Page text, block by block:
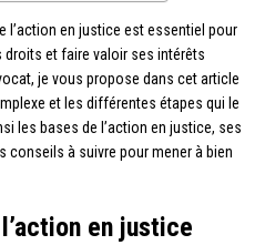
l’action en justice est essentiel pour
et faire valoir ses intérêts
je vous propose dans cet article
et les différentes étapes qui le
les bases de l’action en justice, ses
conseils à suivre pour mener à bien
en justice